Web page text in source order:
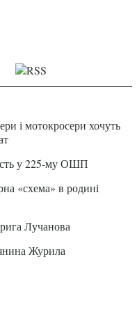
і мотокросери хочуть
у 225-му ОШП
«схема» в родині
Лучанова
Журила